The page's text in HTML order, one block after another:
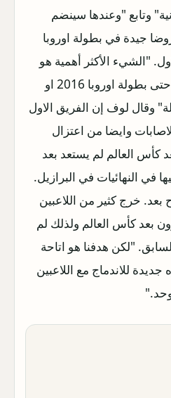
وتابع "وعندها سينضم
جيدة في بطولة اوروبا
الاول. "الشيء الأكثر أهمية هو
ان نتطور ونملك مرونة أكبر حتى بطولة اوروبا 2016 او
وقال لوف إن الفريق الاول
وايضا من اعتزال
كأس العالم لم يستعد بعد
في النهائيات في البرازيل.
خرج كثير من اللاعبين
بعد كأس العالم ولذلك لم
"لكن هدفنا هو اتاحة
للاندماج مع اللاعبين